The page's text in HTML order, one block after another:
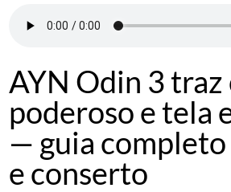
AYN Odin 3 traz
poderoso e tela
— guia completo
e conserto